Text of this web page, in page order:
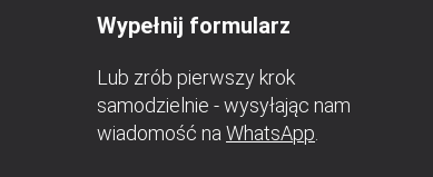
Wypełnij formularz
Lub zrób pierwszy krok
samodzielnie - wysyłając nam
wiadomość na WhatsApp